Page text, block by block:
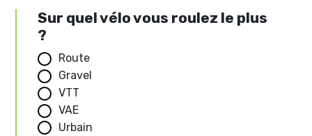
Sur quel vélo vous roulez le plus
?
Route
Gravel
VTT
VAE
Urbain